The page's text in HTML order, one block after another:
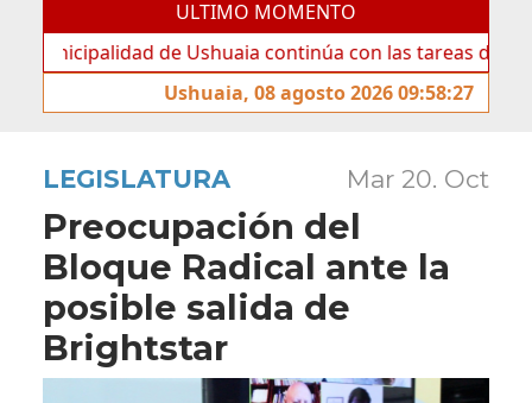
ULTIMO MOMENTO
de Ushuaia continúa con las tareas de
Ushuaia, 08 agosto 2026 09:58:27
LEGISLATURA Mar 20. Oct
Preocupación del
Bloque Radical ante la
posible salida de
Brightstar